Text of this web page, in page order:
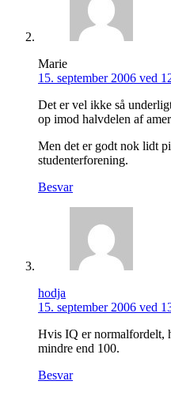
Marie
15. september 2006 ved
Det er vel ikke så
op imod halvdelen af
Men det er godt nok lidt
studenterforening.
Besvar
hodja
15. september 2006 ved
Hvis IQ er normalfordelt,
mindre end 100.
Besvar